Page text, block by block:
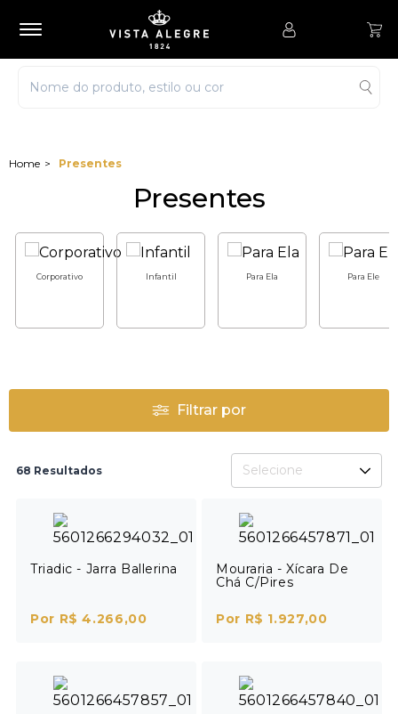
Presentes
Presentes
Corporativo Infantil Para Ela Para Ele
Filtrar por
68 Resultados Selecione
Triadic - Jarra Ballerina
Por R$ 4.266,00
Mouraria - Xícara De
Chá C/Pires
Por R$ 1.927,00